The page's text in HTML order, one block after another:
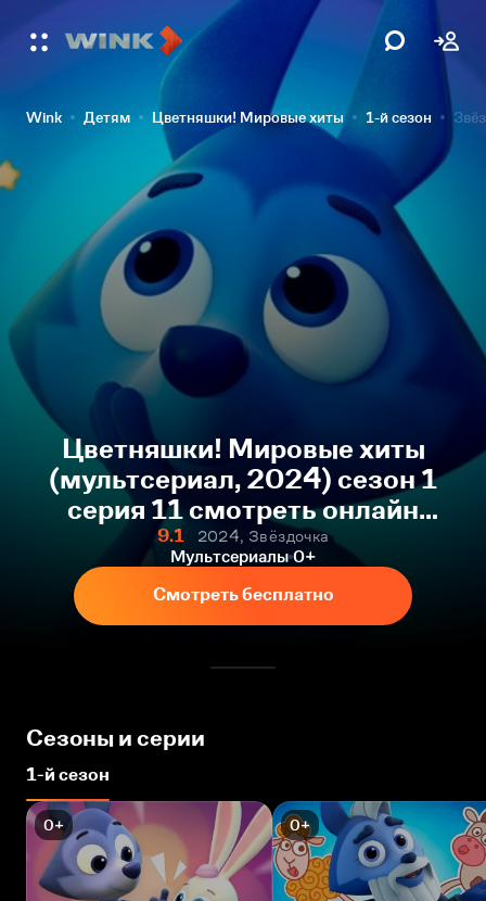
Wink Детям Цветняшки! Мировые хиты 1-й сезон
Цветняшки! Мировые хиты
(мультсериал, 2024) сезон 1
серия 11 смотреть онлайн
бесплатно
9.1
2024, Звёздочка
Мультсериалы 0+
Смотреть бесплатно
Сезоны и серии
1-й сезон
0+ 0+